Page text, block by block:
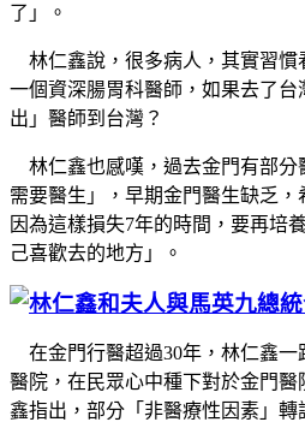
了」。
林仁鑫說，很多病人，其實習慣
一個資深腸胃科醫師，如果去了
出」醫師到台灣？
林仁鑫也感嘆，過去金門有部分
需要醫生」，早期金門醫生缺乏
因為這樣損失7年的時間，要再培
己喜歡去的地方」。
在金門行醫超過30年，林仁鑫一
醫院，在民眾心中種下對於金門
鑫指出，部分「非醫療性因素」